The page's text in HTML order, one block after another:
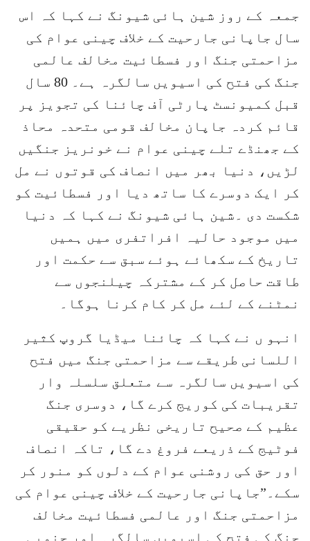
جمعہ کے روز شین ہائی شیونگ نے کہا کہ اس
سال جاپانی جارحیت کے خلاف چینی عوام کی
مزاحمتی جنگ اور فسطائیت مخالف عالمی
جنگ کی فتح کی اسیویں سالگرہ ہے۔ 80 سال
قبل کمیونسٹ پارٹی آف چائنا کی تجویز پر
قائم کردہ جاپان مخالف قومی متحدہ محاذ
کے جھنڈے تلے چینی عوام نے خونریز جنگیں
لڑیں، دنیا بھر میں انصاف کی قوتوں نے مل
کر ایک دوسرے کا ساتھ دیا اور فسطائیت کو
شکست دی ۔شین ہائی شیونگ نے کہا کہ دنیا
میں موجود حالیہ افراتفری میں ہمیں
تاریخ کے سکھائے ہوئے سبق سے حکمت اور
طاقت حاصل کر کے مشترکہ چیلنجوں سے
نمٹنے کے لئے مل کر کام کرنا ہوگا۔
انہو ں نے کہا کہ چائنا میڈیا گروپ کثیر
اللسانی طریقے سے مزاحمتی جنگ میں فتح
کی اسیویں سالگرہ سے متعلق سلسلہ وار
تقریبات کی کوریج کرے گا، دوسری جنگ
عظیم کے صحیح تاریخی نظریے کو حقیقی
فوٹیج کے ذریعے فروغ دے گا، تاکہ انصاف
اور حق کی روشنی عوام کے دلوں کو منور کر
سکے۔”جاپانی جارحیت کے خلاف چینی عوام کی
مزاحمتی جنگ اور عالمی فسطائیت مخالف
جنگ کی فتح کی اسیویں سالگرہ اور جنوبی